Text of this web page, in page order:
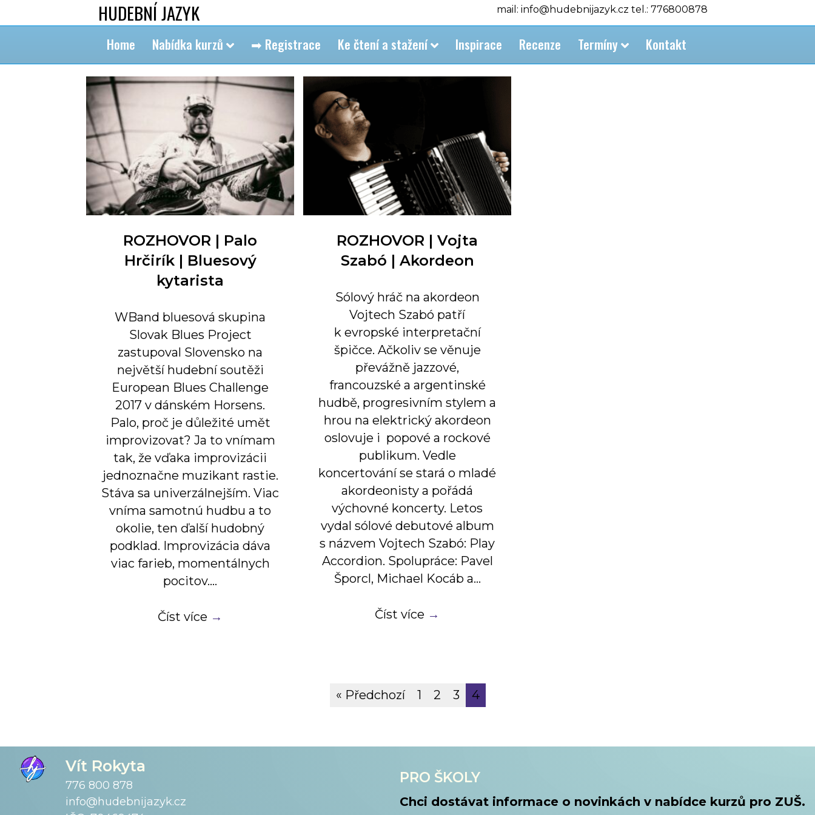
HUDEBNÍ JAZYK mail: info@hudebnijazyk.cz tel.: 776800878
Home Nabídka kurzů ➡ Registrace Ke čtení a stažení Inspirace Recenze Termíny Kontakt
ROZHOVOR | Palo
Hrčirík | Bluesový
kytarista
WBand bluesová skupina
Slovak Blues Project
zastupoval Slovensko na
největší hudební soutěži
European Blues Challenge
2017 v dánském Horsens.
Palo, proč je důležité umět
improvizovat? Ja to vnímam
tak, že vďaka improvizácii
jednoznačne muzikant rastie.
Stáva sa univerzálnejším. Viac
vníma samotnú hudbu a to
okolie, ten ďalší hudobný
podklad. Improvizácia dáva
viac farieb, momentálnych
pocitov.…
Číst více →
ROZHOVOR | Vojta
Szabó | Akordeon
Sólový hráč na akordeon
Vojtech Szabó patří
k evropské interpretační
špičce. Ačkoliv se věnuje
převážně jazzové,
francouzské a argentinské
hudbě, progresivním stylem a
hrou na elektrický akordeon
oslovuje i popové a rockové
publikum. Vedle
koncertování se stará o mladé
akordeonisty a pořádá
výchovné koncerty. Letos
vydal sólové debutové album
s názvem Vojtech Szabó: Play
Accordion. Spolupráce: Pavel
Šporcl, Michael Kocáb a…
Číst více →
« Předchozí 1 2 3 4
Vít Rokyta
776 800 878
info@hudebnijazyk.cz
PRO ŠKOLY
Chci dostávat informace o novinkách v nabídce kurzů pro ZUŠ.